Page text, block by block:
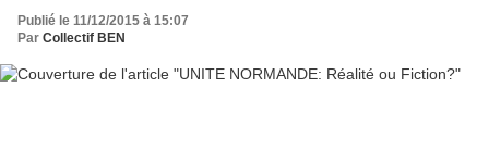
Publié le 11/12/2015 à 15:07
Par Collectif BEN